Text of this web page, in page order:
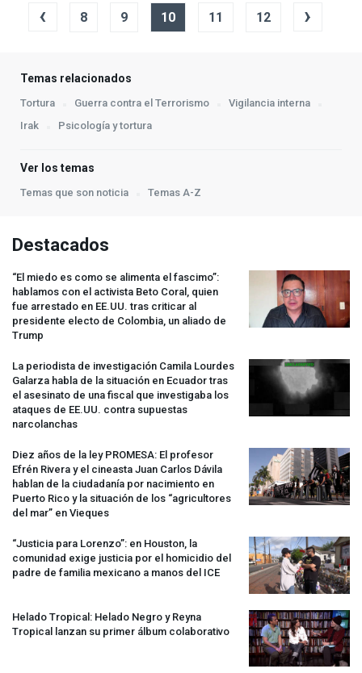
‹ 8 9 10 11 12 ›
Temas relacionados
Tortura Guerra contra el Terrorismo
Vigilancia interna
Irak
Psicología y tortura
Ver los temas
Temas que son noticia Temas A-Z
Destacados
“El miedo es como se alimenta el fascimo”:
hablamos con el activista Beto Coral, quien
fue arrestado en EE.UU. tras criticar al
presidente electo de Colombia, un aliado de
Trump
La periodista de investigación Camila Lourdes
Galarza habla de la situación en Ecuador tras
el asesinato de una fiscal que investigaba los
ataques de EE.UU. contra supuestas
narcolanchas
Diez años de la ley PROMESA: El profesor
Efrén Rivera y el cineasta Juan Carlos Dávila
hablan de la ciudadanía por nacimiento en
Puerto Rico y la situación de los “agricultores
del mar” en Vieques
“Justicia para Lorenzo”: en Houston, la
comunidad exige justicia por el homicidio del
padre de familia mexicano a manos del ICE
Helado Tropical: Helado Negro y Reyna
Tropical lanzan su primer álbum colaborativo